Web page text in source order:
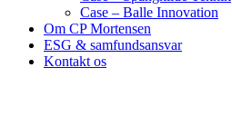
Case – Balle Innovation
Om CP Mortensen
ESG & samfundsansvar
Kontakt os